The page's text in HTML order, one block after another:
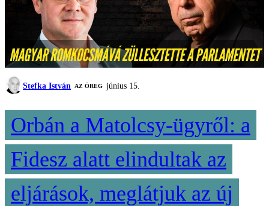
Stefka István AZ ÖREG június 15.
Orbán a Matolcsy-ügyről: a
Fidesz alatt elindultak az
eljárások, meglátjuk az új